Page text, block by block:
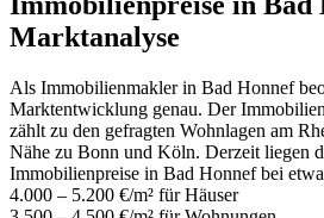
Marktanalyse
Als Immobilienmakler in Bad Honnef
Marktentwicklung genau. Der
zählt zu den gefragten Wohnlagen am
Nähe zu Bonn und Köln. Derzeit liegen
Immobilienpreise in Bad Honnef bei
4.000 – 5.200 €/m² für Häuser